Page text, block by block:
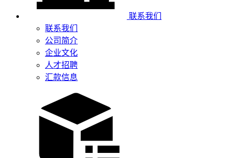
联系我们
联系我们
公司简介
企业文化
人才招聘
汇款信息